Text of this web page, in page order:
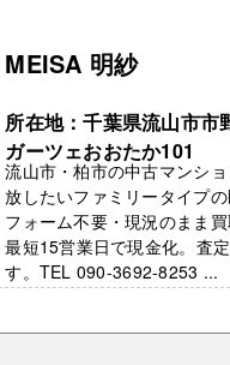
MEISA 明紗
所在地：千葉県流山市市
ガーツェおおたか101
流山市・柏市の中古マンシ
放したいファミリータイプ
フォーム不要・現況のまま
最短15営業日で現金化。査
す。TEL 090-3692-8253 ...